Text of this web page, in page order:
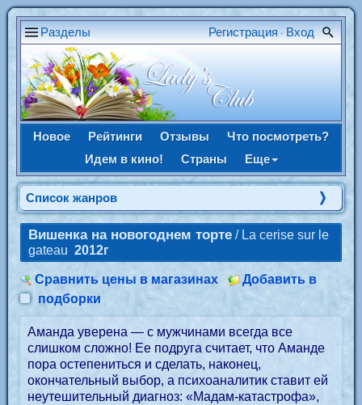
Разделы Регистрация • Вход
Новое Рейтинги Отзывы
Что посмотреть?
Идем в кино!
Страны Еще
Список жанров
Вишенка на новогоднем торте / La cerise sur le
gateau 2012г
Сравнить цены в магазинах
Добавить в
подборки
Аманда уверена — с мужчинами всегда все
слишком сложно! Ее подруга считает, что Аманде
пора остепениться и сделать, наконец,
окончательный выбор, а психоаналитик ставит ей
неутешительный диагноз: «Мадам-катастрофа»,